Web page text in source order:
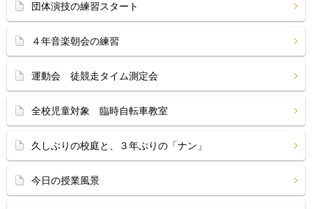
団体演技の練習スタート
４年音楽朝会の練習
運動会 徒競走タイム測定会
全校児童対象 臨時自転車教室
久しぶりの校庭と、３年ぶりの「ナン」
今日の授業風景